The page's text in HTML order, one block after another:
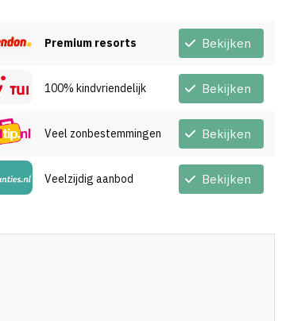
Premium resorts Bekijken
100% kindvriendelijk Bekijken
Veel zonbestemmingen Bekijken
Veelzijdig aanbod Bekijken